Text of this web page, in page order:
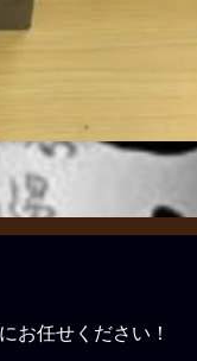
お任せください！